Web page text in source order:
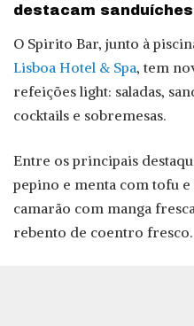
destacam
O Spirito Bar, junto à
Lisboa Hotel & Spa, tem
refeições light: saladas,
cocktails e sobremesas.
Entre os principais
pepino e menta com tofu e
camarão com manga
rebento de coentro fresco.